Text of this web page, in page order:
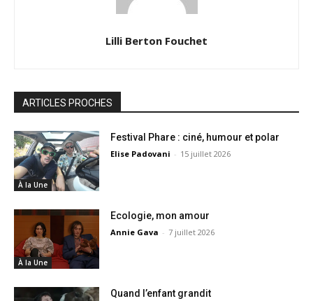
Lilli Berton Fouchet
ARTICLES PROCHES
À la Une
Festival Phare : ciné, humour et polar
Elise Padovani - 15 juillet 2026
À la Une
Ecologie, mon amour
Annie Gava - 7 juillet 2026
Quand l’enfant grandit